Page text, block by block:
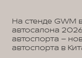
На стенде GWM
автосалона
автоспорта –
автоспорта в